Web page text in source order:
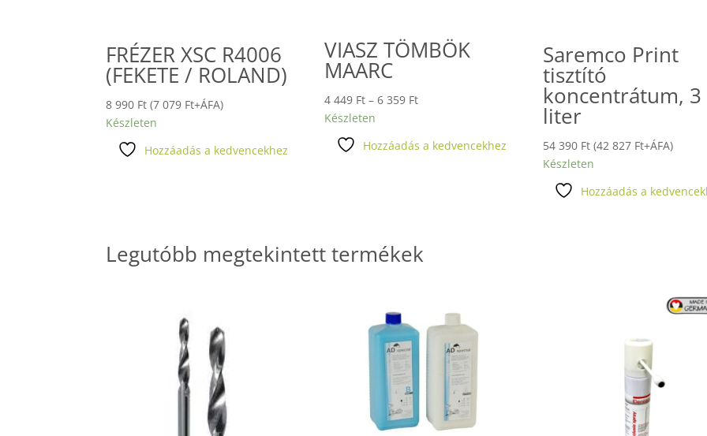
FRÉZER XSC R4006
(FEKETE / ROLAND)
8 990 Ft (7 079 Ft+ÁFA)
Készleten
Hozzáadás a kedvencekhez
VIASZ TÖMBÖK
MAARC
4 449 Ft – 6 359 FtÁrtartomány:
-
Készleten
Hozzáadás a kedvencekhez
Saremco Print
tisztító
koncentrátum, 3
liter
54 390 Ft (42 827 Ft+ÁFA)
Készleten
Hozzáadás a
Legutóbb megtekintett termékek